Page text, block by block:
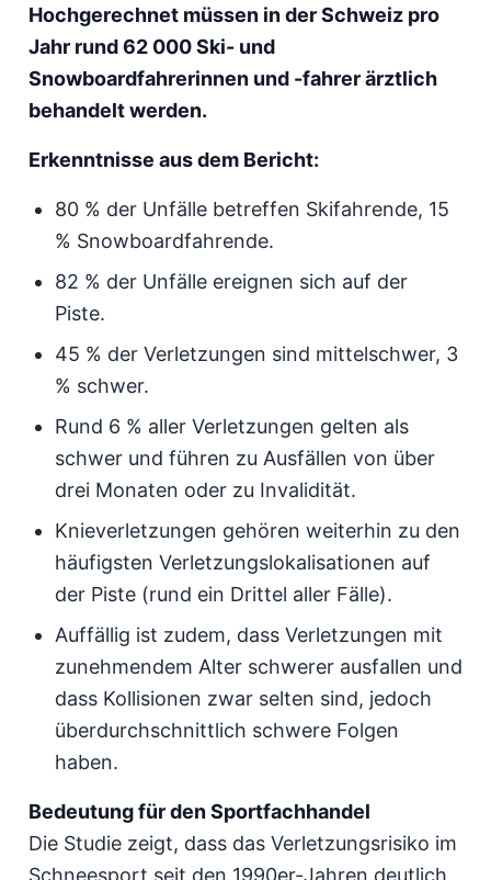
Hochgerechnet müssen in der Schweiz pro
Jahr rund 62 000 Ski- und
Snowboardfahrerinnen und -fahrer ärztlich
behandelt werden.
Erkenntnisse aus dem Bericht:
80 % der Unfälle betreffen Skifahrende, 15
% Snowboardfahrende.
82 % der Unfälle ereignen sich auf der
Piste.
45 % der Verletzungen sind mittelschwer, 3
% schwer.
Rund 6 % aller Verletzungen gelten als
schwer und führen zu Ausfällen von über
drei Monaten oder zu Invalidität.
Knieverletzungen gehören weiterhin zu den
häufigsten Verletzungslokalisationen auf
der Piste (rund ein Drittel aller Fälle).
Auffällig ist zudem, dass Verletzungen mit
zunehmendem Alter schwerer ausfallen und
dass Kollisionen zwar selten sind, jedoch
überdurchschnittlich schwere Folgen
haben.
Bedeutung für den Sportfachhandel
Die Studie zeigt, dass das Verletzungsrisiko im
Schneesport seit den 1990er-Jahren deutlich